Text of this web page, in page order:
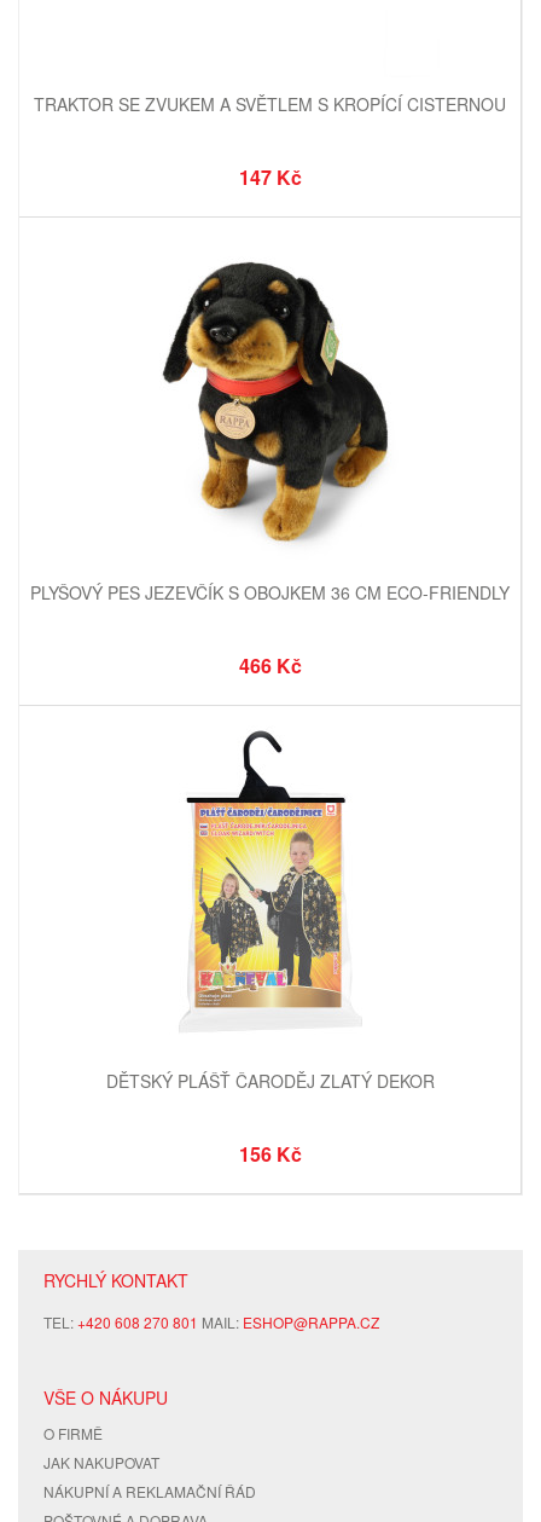
TRAKTOR SE ZVUKEM A SVĚTLEM S KROPÍCÍ CISTERNOU
147 Kč
PLYŠOVÝ PES JEZEVČÍK S OBOJKEM 36 CM ECO-FRIENDLY
466 Kč
DĚTSKÝ PLÁŠŤ ČARODĚJ ZLATÝ DEKOR
156 Kč
RYCHLÝ KONTAKT
TEL:+420 608 270 801 MAIL: ESHOP@RAPPA.CZ
VŠE O NÁKUPU
O FIRMĚ
JAK NAKUPOVAT
NÁKUPNÍ A REKLAMAČNÍ ŘÁD